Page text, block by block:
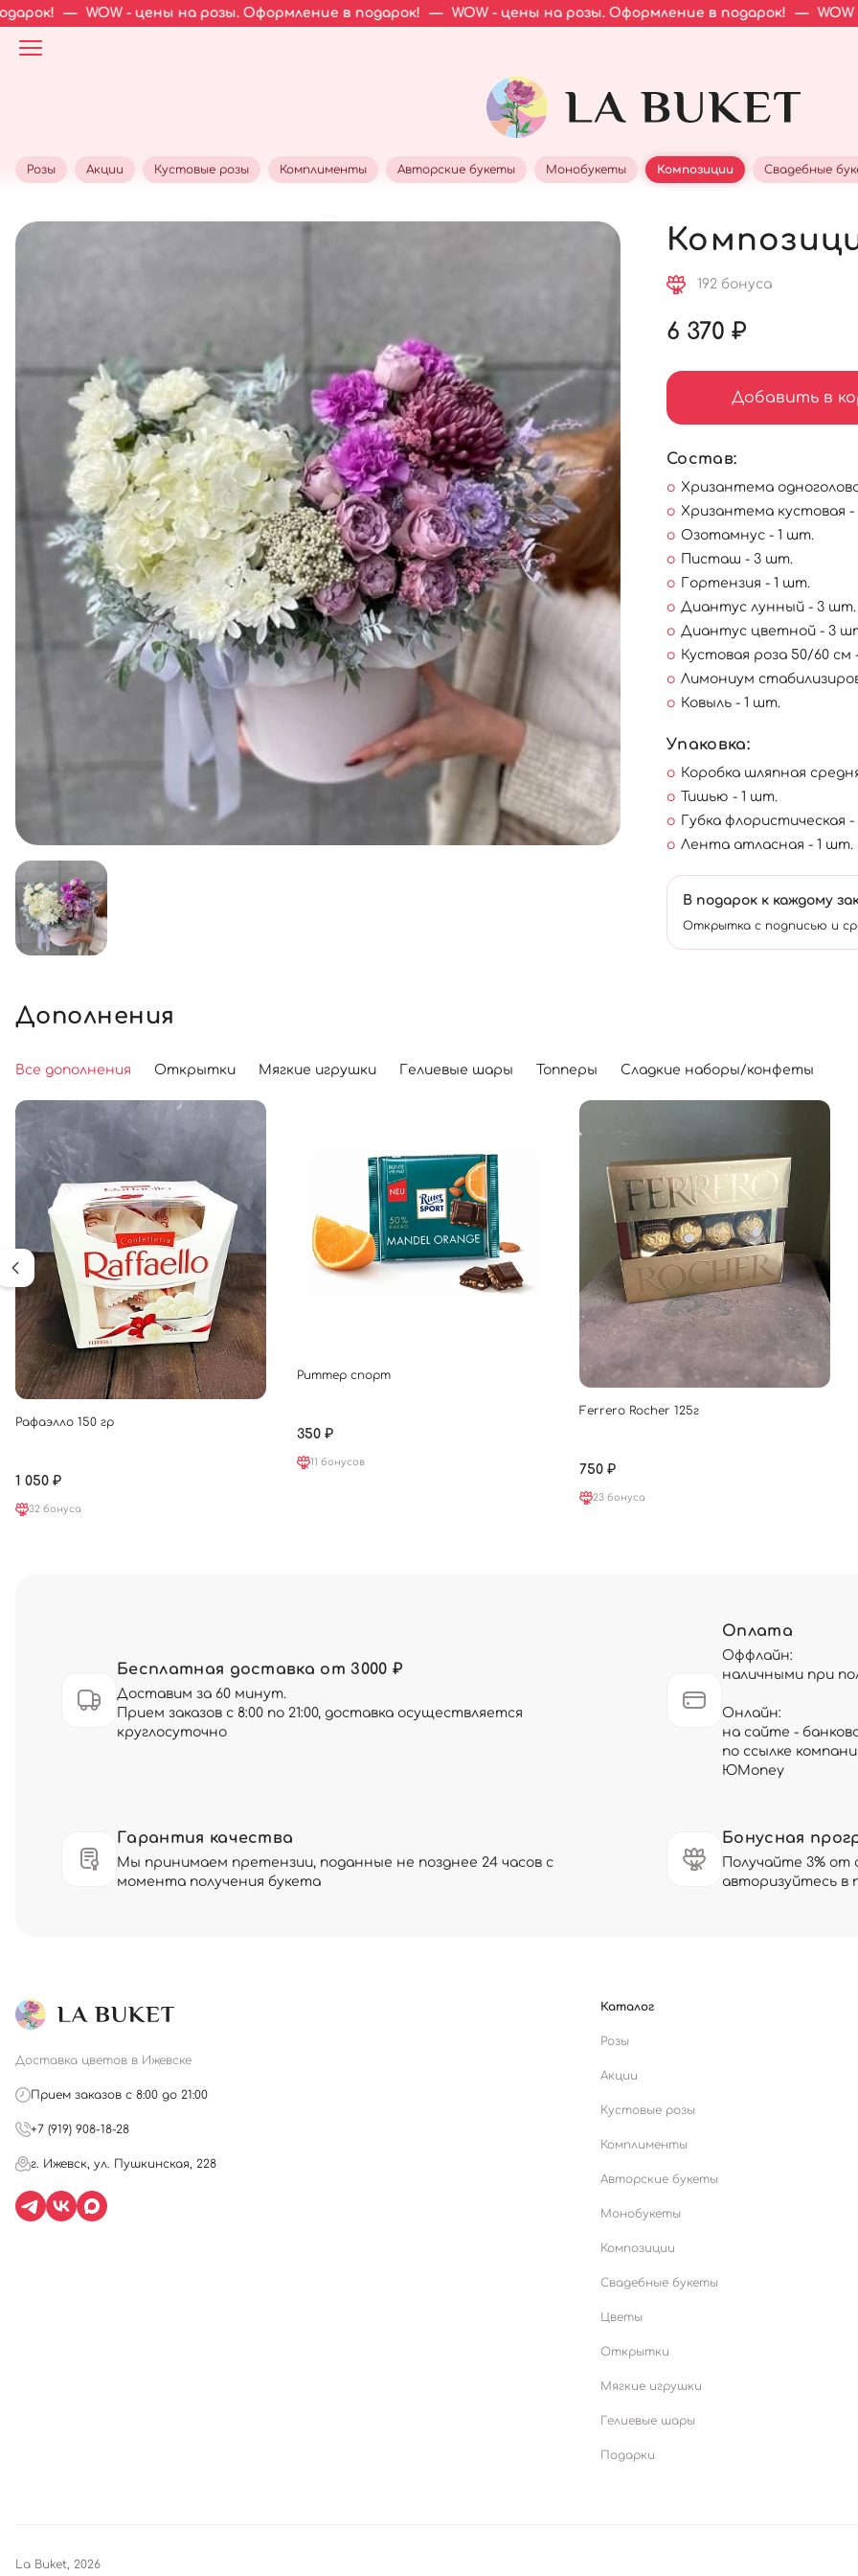
- цены на розы. Оформление в подарок! — WOW - цены на розы. Оформление в подарок! — WOW - цены на
Розы Акции Кустовые розы Комплименты Авторские букеты Монобукеты Композиции Свадебные
192 бонуса
6 370 ₽
Добавить в
Состав:
Хризантема
Хризантема кустовая -
Озотамнус - 1 шт.
Писташ - 3 шт.
Гортензия - 1 шт.
Диантус лунный - 3 шт.
Диантус цветной - 3
Кустовая роза 50/60
Лимониум
Ковыль - 1 шт.
Упаковка:
Коробка шляпная
Тишью - 1 шт.
Губка флористическая
Лента атласная - 1 шт.
В подарок к каждому
Открытка с подписью и
Дополнения
Все дополнения Открытки Мягкие игрушки Гелиевые шары Топперы Сладкие наборы/конфеты
Рафаэлло 150 гр
1 050 ₽
32 бонуса
Риттер спорт
350 ₽
11 бонусов
Ferrero Rocher 125г
750 ₽
23 бонуса
Бесплатная доставка от 3000 ₽
Доставим за 60 минут.
Прием заказов с 8:00 по 21:00, доставка осуществляется
круглосуточно
Оплата
Оффлайн:
наличными при
Онлайн:
на сайте -
по ссылке
ЮMoney
Гарантия качества
Мы принимаем претензии, поданные не позднее 24 часов с
момента получения букета
Бонусная
Получайте 3% от
авторизуйтесь в
Доставка цветов в Ижевске
Прием заказов с 8:00 до 21:00
+7 (919) 908-18-28
г. Ижевск, ул. Пушкинская, 228
Каталог
Розы
Акции
Кустовые розы
Комплименты
Авторские букеты
Монобукеты
Композиции
Свадебные букеты
Цветы
Открытки
Мягкие игрушки
Гелиевые шары
Подарки
La Buket, 2026